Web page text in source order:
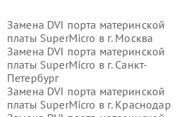
Замена DVI порта материнской
платы SuperMicro в г. Москва
Замена DVI порта материнской
платы SuperMicro в г. Санкт-
Петербург
Замена DVI порта материнской
платы SuperMicro в г. Краснодар